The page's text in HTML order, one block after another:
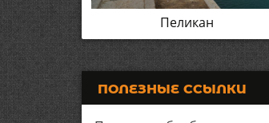
Пеликан
ПОЛЕЗНЫЕ ССЫЛКИ